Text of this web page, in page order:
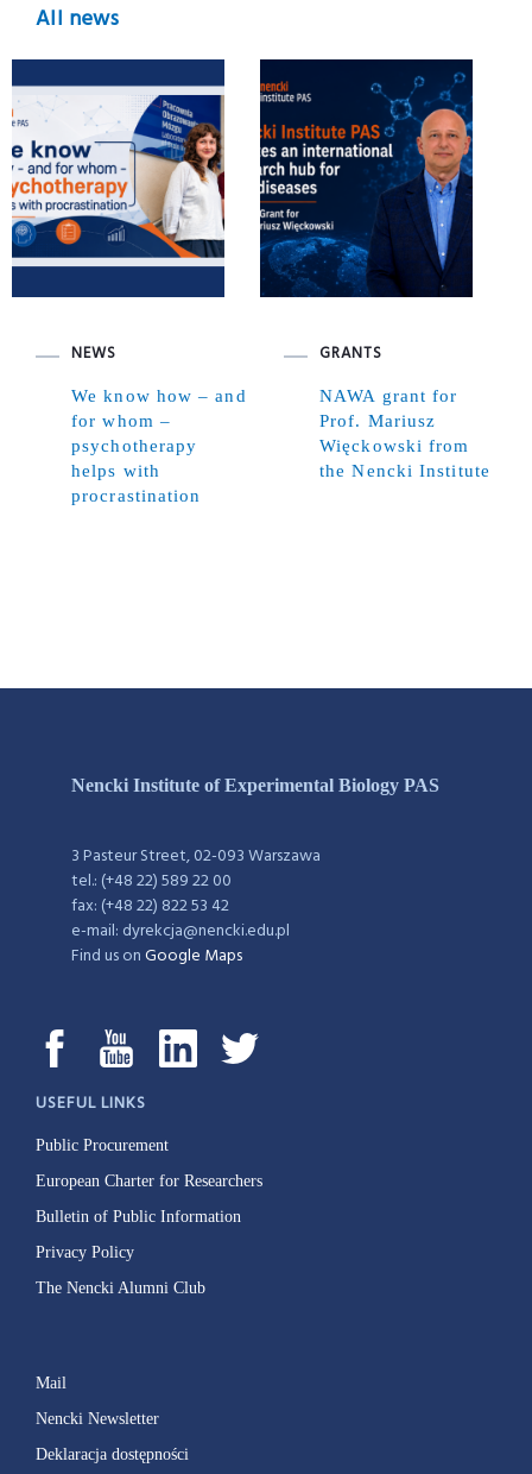
All news
NEWS
We know how – and
for whom –
psychotherapy
helps with
procrastination
GRANTS
NAWA grant for
Prof. Mariusz
Więckowski from
the Nencki Institute
Nencki Institute of Experimental Biology PAS
3 Pasteur Street, 02-093 Warszawa
tel.: (+48 22) 589 22 00
fax: (+48 22) 822 53 42
e-mail: dyrekcja@nencki.edu.pl
Find us onGoogle Maps
USEFUL LINKS
Public Procurement
European Charter for Researchers
Bulletin of Public Information
Privacy Policy
The Nencki Alumni Club
Mail
Nencki Newsletter
Deklaracja dostępności